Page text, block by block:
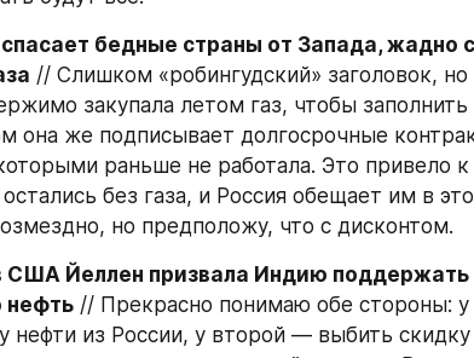
бедные страны от Запада, жадно
// Слишком «робингудский» заголовок, но
закупала летом газ, чтобы заполнить
она же подписывает долгосрочные
раньше не работала. Это привело к
без газа, и Россия обещает им в
но предположу, что с дисконтом.
США Йеллен призвала Индию поддержать
нефть // Прекрасно понимаю обе стороны:
нефти из России, у второй — выбить скидку